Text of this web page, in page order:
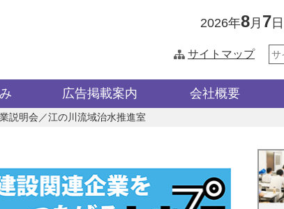
2026年8月 7 日
サイトマップ
サ
イ
内
広告掲載案内 会社概要
説明会／江の川流域治水推進室